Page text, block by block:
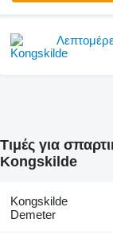
Τιμές για
Kongskilde
Kongskilde
Demeter